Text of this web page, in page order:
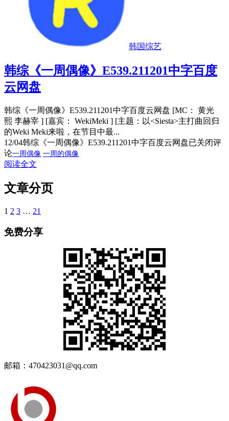
韩国综艺
韩综《一周偶像》E539.211201中字百度
云网盘
韩综《一周偶像》E539.211201中字百度云网盘 [MC： 黄光
熙 李赫宰 ] [嘉宾： WekiMeki ] [主题：以<Siesta>主打曲回归
的Weki Meki来啦，在节目中最...
12/04韩综《一周偶像》E539.211201中字百度云网盘已关闭评
论一周偶像 一周的偶像
阅读全文
文章分页
1 2 3 … 21
免费分享
邮箱：470423031@qq.com